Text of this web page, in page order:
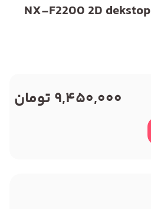
بارکد اسکنر نکسارا NX-F2200 2D dekstop
9,450,000 تومان